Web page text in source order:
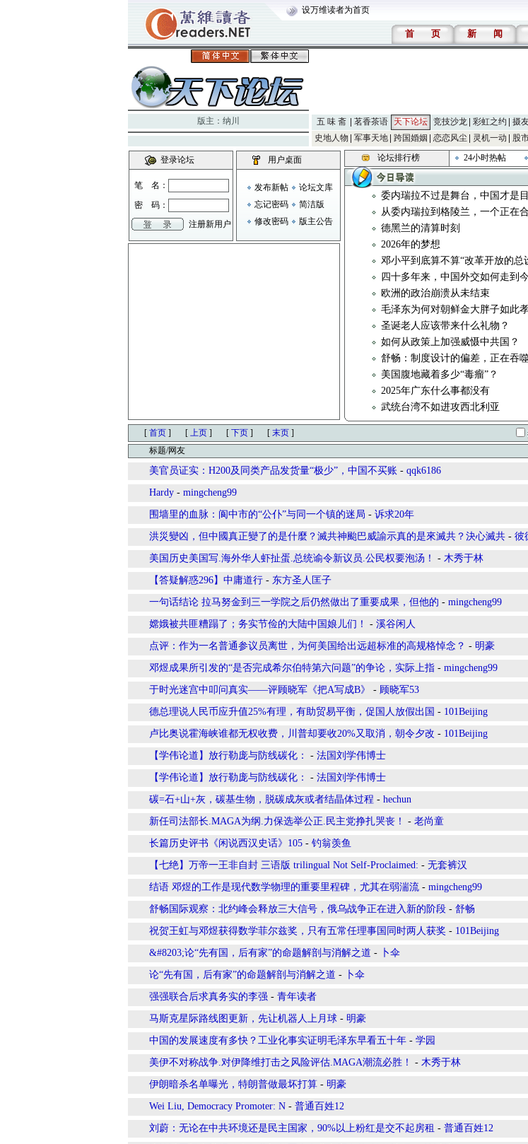
设万维读者为首页
首 页 新 闻
版主： 纳川 五 味 斋 茗香茶语 天下论坛 竞技沙龙 彩虹之约 摄
史地人物
军事天地 跨国婚姻 恋恋风尘 灵机一动 股
登录论坛
笔 名：
密 码：
注册新用户
用户桌面
发布新帖
论坛文库
忘记密码
简洁版
修改密码
版主公告
论坛排行榜 24小时热帖
委内瑞拉不过是舞台，中国才是
从委内瑞拉到格陵兰，一个正在
德黑兰的清算时刻
2026年的梦想
邓小平到底算不算“改革开放的总
四十多年来，中国外交如何走到
欧洲的政治崩溃从未结束
毛泽东为何对朝鲜金大胖子如此
圣诞老人应该带来什么礼物？
如何从政策上加强威慑中共国？
舒畅：制度设计的偏差，正在吞
美国腹地藏着多少“毒瘤”？
2025年广东什么事都没有
武统台湾不如进攻西北利亚
[ 首页 ] [ 上页 ] [ 下页 ] [ 末页 ]
标题/网友
美官员证实：H200及同类产品发货量“极少”，中国不买账 - qqk6186
Hardy - mingcheng99
围墙里的血脉：阆中市的“公仆”与同一个镇的迷局 - 诉求20年
洪災變凶，但中國真正變了的是什麼？滅共神颱巴威諭示真的是來滅共？決心滅共 - 彼
美国历史美国写.海外华人虾扯蛋.总统谕令新议员.公民权要泡汤！ - 木秀于林
【答疑解惑296】中庸道行 - 东方圣人匡子
一句话结论 拉马努金到三一学院之后仍然做出了重要成果，但他的 - mingcheng99
嫦娥被共匪糟蹋了；务实节俭的大陆中国娘儿们！ - 溪谷闲人
点评：作为一名普通参议员离世，为何美国给出远超标准的高规格悼念？ - 明豪
邓煜成果所引发的“是否完成希尔伯特第六问题”的争论，实际上指 - mingcheng99
于时光迷宫中叩问真实——评顾晓军《把A写成B》 - 顾晓军53
德总理说人民币应升值25%有理，有助贸易平衡，促国人放假出国 - 101Beijing
卢比奥说霍海峡谁都无权收费，川普却要收20%又取消，朝令夕改 - 101Beijing
【学伟论道】放行勒庞与防线碳化： - 法国刘学伟博士
【学伟论道】放行勒庞与防线碳化： - 法国刘学伟博士
碳=石+山+灰，碳基生物，脱碳成灰或者结晶体过程 - hechun
新任司法部长.MAGA为纲.力保选举公正.民主党挣扎哭丧！ - 老尚童
长篇历史评书《闲说西汉史话》105 - 钓翁羡鱼
【七绝】万帝一王非自封 三语版 trilingual Not Self-Proclaimed: - 无套裤汉
结语 邓煜的工作是现代数学物理的重要里程碑，尤其在弱湍流 - mingcheng99
舒畅国际观察：北约峰会释放三大信号，俄乌战争正在进入新的阶段 - 舒畅
祝贺王虹与邓煜获得数学菲尔兹奖，只有五常任理事国同时两人获奖 - 101Beijing
&#8203;论“先有国，后有家”的命题解剖与消解之道 - 卜伞
论“先有国，后有家”的命题解剖与消解之道 - 卜伞
强强联合后求真务实的李强 - 青年读者
马斯克星际路线图更新，先让机器人上月球 - 明豪
中国的发展速度有多快？工业化事实证明毛泽东早看五十年 - 学园
美伊不对称战争.对伊降维打击之风险评估.MAGA潮流必胜！ - 木秀于林
伊朗暗杀名单曝光，特朗普做最坏打算 - 明豪
Wei Liu, Democracy Promoter: N - 普通百姓12
刘蔚：无论在中共环境还是民主国家，90%以上粉红是交不起房租 - 普通百姓12